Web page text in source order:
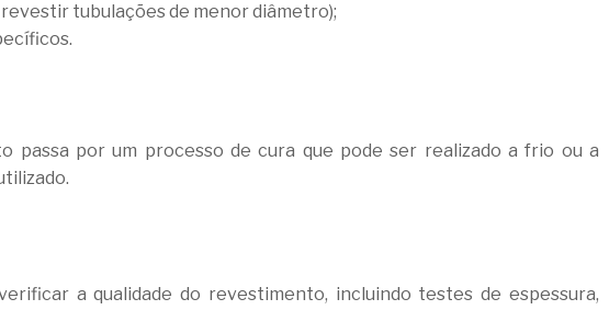
tubulações de menor diâmetro);
passa por um processo de cura que pode ser realizado a frio ou a
a qualidade do revestimento, incluindo testes de espessura,